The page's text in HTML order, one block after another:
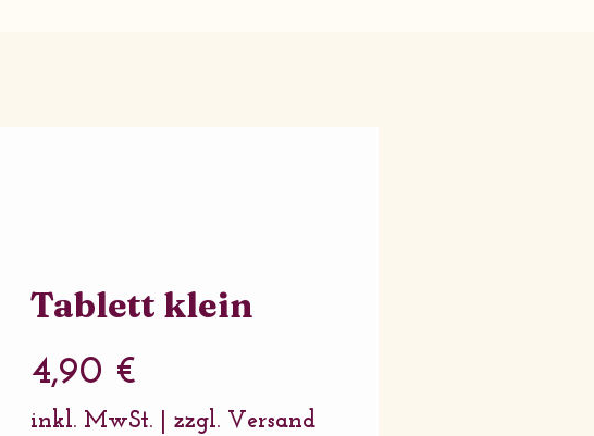
Tablett klein
4,90 €
inkl. MwSt. zzgl. Versand